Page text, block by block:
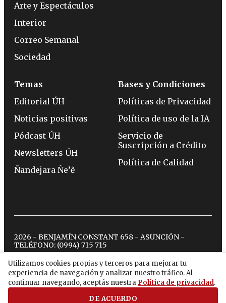
Utilizamos cookies propias y terceros para mejorar tu
experiencia de navegación y analizar nuestro tráfico. Al
continuar navegando, aceptás nuestra Política de privacidad.
DE ACUERDO
Arte y Espectáculos
Interior
Correo Semanal
Sociedad
Temas
Editorial ÚH
Noticias positivas
Pódcast ÚH
Newsletters ÚH
Ñandejara Ñe’ẽ
Bases y Condiciones
Políticas de Privacidad
Política de uso de la IA
Servicio de
Suscripción a Crédito
Política de Calidad
2026 - BENJAMÍN CONSTANT 658 - ASUNCIÓN -
TELÉFONO: (0994) 715 715
twitterinstagram
facebook
tiktokyoutubespotify